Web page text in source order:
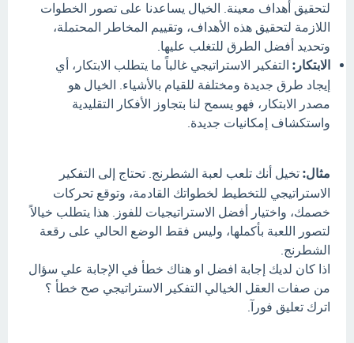
لتحقيق أهداف معينة. الخيال يساعدنا على تصور الخطوات
اللازمة لتحقيق هذه الأهداف، وتقييم المخاطر المحتملة،
وتحديد أفضل الطرق للتغلب عليها.
الابتكار: التفكير الاستراتيجي غالباً ما يتطلب الابتكار، أي
إيجاد طرق جديدة ومختلفة للقيام بالأشياء. الخيال هو
مصدر الابتكار، فهو يسمح لنا بتجاوز الأفكار التقليدية
واستكشاف إمكانيات جديدة.
مثال: تخيل أنك تلعب لعبة الشطرنج. تحتاج إلى التفكير
الاستراتيجي للتخطيط لخطواتك القادمة، وتوقع تحركات
خصمك، واختيار أفضل الاستراتيجيات للفوز. هذا يتطلب خيالاً
لتصور اللعبة بأكملها، وليس فقط الوضع الحالي على رقعة
الشطرنج.
اذا كان لديك إجابة افضل او هناك خطأ في الإجابة علي سؤال
من صفات العقل الخيالي التفكير الاستراتيجي صح خطأ ؟
اترك تعليق فورآ.